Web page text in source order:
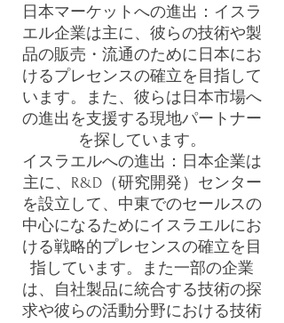
日本マーケットへの進出：イスラ
エル企業は主に、彼らの技術や製
品の販売・流通のために日本にお
けるプレセンスの確立を目指して
います。また、彼らは日本市場へ
の進出を支援する現地パートナー
を探しています。
イスラエルへの進出：日本企業は
主に、R&D（研究開発）センター
を設立して、中東でのセールスの
中心になるためにイスラエルにお
ける戦略的プレセンスの確立を目
指しています。また一部の企業
は、自社製品に統合する技術の探
求や彼らの活動分野における技術